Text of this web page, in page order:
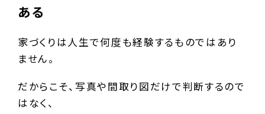
ある
家づくりは人生で何度も経験するものではあり
ません。
だからこそ、写真や間取り図だけで判断するので
はなく、